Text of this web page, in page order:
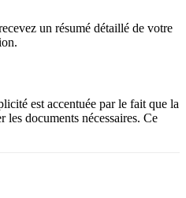
un résumé détaillé de votre
est accentuée par le fait que la
documents nécessaires. Ce